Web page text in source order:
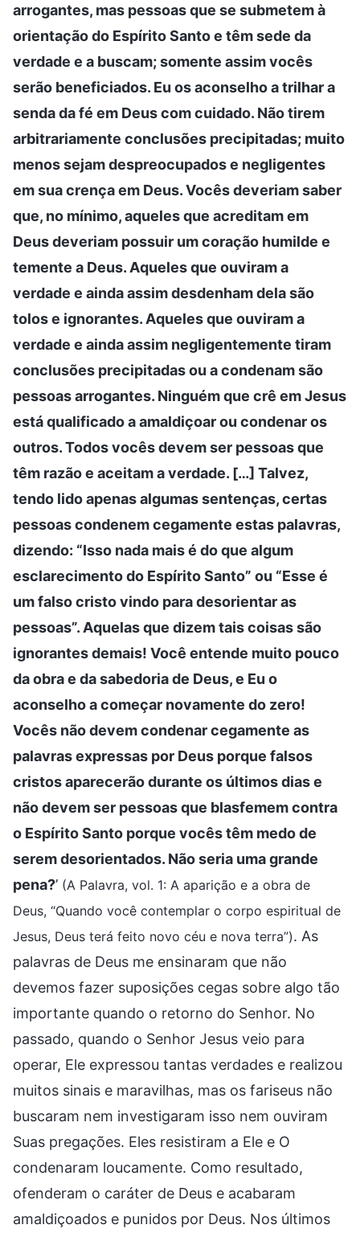
arrogantes, mas pessoas que se submetem à
orientação do Espírito Santo e têm sede da
verdade e a buscam; somente assim vocês
serão beneficiados. Eu os aconselho a trilhar a
senda da fé em Deus com cuidado. Não tirem
arbitrariamente conclusões precipitadas; muito
menos sejam despreocupados e negligentes
em sua crença em Deus. Vocês deveriam saber
que, no mínimo, aqueles que acreditam em
Deus deveriam possuir um coração humilde e
temente a Deus. Aqueles que ouviram a
verdade e ainda assim desdenham dela são
tolos e ignorantes. Aqueles que ouviram a
verdade e ainda assim negligentemente tiram
conclusões precipitadas ou a condenam são
pessoas arrogantes. Ninguém que crê em Jesus
está qualificado a amaldiçoar ou condenar os
outros. Todos vocês devem ser pessoas que
têm razão e aceitam a verdade. […] Talvez,
tendo lido apenas algumas sentenças, certas
pessoas condenem cegamente estas palavras,
dizendo: “Isso nada mais é do que algum
esclarecimento do Espírito Santo” ou “Esse é
um falso cristo vindo para desorientar as
pessoas”. Aquelas que dizem tais coisas são
ignorantes demais! Você entende muito pouco
da obra e da sabedoria de Deus, e Eu o
aconselho a começar novamente do zero!
Vocês não devem condenar cegamente as
palavras expressas por Deus porque falsos
cristos aparecerão durante os últimos dias e
não devem ser pessoas que blasfemem contra
o Espírito Santo porque vocês têm medo de
serem desorientados. Não seria uma grande
pena?’ (A Palavra, vol. 1: A aparição e a obra de
Deus, “Quando você contemplar o corpo espiritual de
Jesus, Deus terá feito novo céu e nova terra”). As
palavras de Deus me ensinaram que não
devemos fazer suposições cegas sobre algo tão
importante quando o retorno do Senhor. No
passado, quando o Senhor Jesus veio para
operar, Ele expressou tantas verdades e realizou
muitos sinais e maravilhas, mas os fariseus não
buscaram nem investigaram isso nem ouviram
Suas pregações. Eles resistiram a Ele e O
condenaram loucamente. Como resultado,
ofenderam o caráter de Deus e acabaram
amaldiçoados e punidos por Deus. Nos últimos